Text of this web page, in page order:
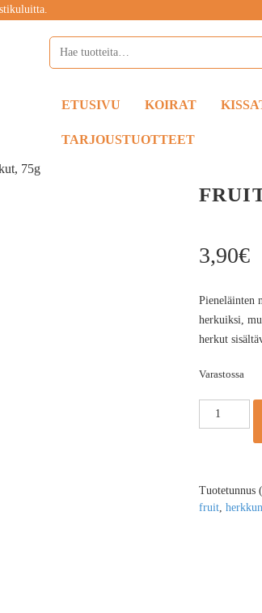
ETUSIVU KOIRAT
TARJOUSTUOTTEET
75g
3,90€
Pieneläinten
herkuiksi,
herkut
Varastossa
Tuotetunnus
fruit,